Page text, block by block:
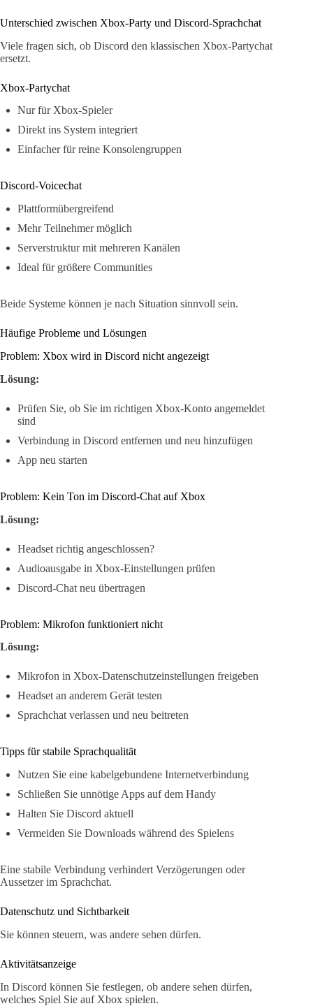
Unterschied zwischen Xbox-Party und Discord-Sprachchat
Viele fragen sich, ob Discord den klassischen Xbox-Partychat
ersetzt.
Xbox-Partychat
Nur für Xbox-Spieler
Direkt ins System integriert
Einfacher für reine Konsolengruppen
Discord-Voicechat
Plattformübergreifend
Mehr Teilnehmer möglich
Serverstruktur mit mehreren Kanälen
Ideal für größere Communities
Beide Systeme können je nach Situation sinnvoll sein.
Häufige Probleme und Lösungen
Problem: Xbox wird in Discord nicht angezeigt
Lösung:
Prüfen Sie, ob Sie im richtigen Xbox-Konto angemeldet
sind
Verbindung in Discord entfernen und neu hinzufügen
App neu starten
Problem: Kein Ton im Discord-Chat auf Xbox
Lösung:
Headset richtig angeschlossen?
Audioausgabe in Xbox-Einstellungen prüfen
Discord-Chat neu übertragen
Problem: Mikrofon funktioniert nicht
Lösung:
Mikrofon in Xbox-Datenschutzeinstellungen freigeben
Headset an anderem Gerät testen
Sprachchat verlassen und neu beitreten
Tipps für stabile Sprachqualität
Nutzen Sie eine kabelgebundene Internetverbindung
Schließen Sie unnötige Apps auf dem Handy
Halten Sie Discord aktuell
Vermeiden Sie Downloads während des Spielens
Eine stabile Verbindung verhindert Verzögerungen oder
Aussetzer im Sprachchat.
Datenschutz und Sichtbarkeit
Sie können steuern, was andere sehen dürfen.
Aktivitätsanzeige
In Discord können Sie festlegen, ob andere sehen dürfen,
welches Spiel Sie auf Xbox spielen.